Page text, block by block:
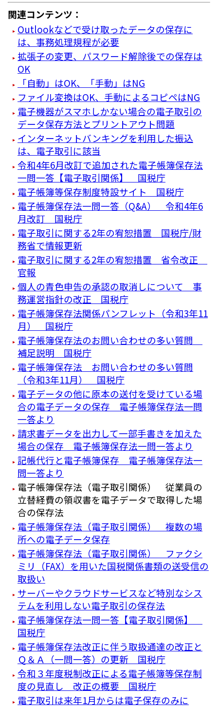
関連コンテンツ：
Outlookなどで受け取ったデータの保存に
は、事務処理規程が必要
拡張子の変更、パスワード解除後での保存は
OK
「自動」はOK、「手動」はNG
ファイル変換はOK、手動によるコピペはNG
電子機器がスマホしかない場合の電子取引の
データ保存方法とプリントアウト問題
インターネットバンキングを利用した振込
は、電子取引に該当
令和4年6月改訂で追加された電子帳簿保存法
一問一答【電子取引関係】 国税庁
電子帳簿等保存制度特設サイト 国税庁
電子帳簿保存法一問一答（Q&A） 令和4年6
月改訂 国税庁
電子取引に関する2年の宥恕措置 国税庁/財
務省で情報更新
電子取引に関する2年の宥恕措置 省令改正
官報
個人の青色申告の承認の取消しについて 事
務運営指針の改正 国税庁
電子帳簿保存法関係パンフレット（令和3年11
月） 国税庁
電子帳簿保存法のお問い合わせの多い質問
補足説明 国税庁
電子帳簿保存法 お問い合わせの多い質問
（令和3年11月） 国税庁
電子データの他に原本の送付を受けている場
合の電子データの保存 電子帳簿保存法一問
一答より
請求書データを出力して一部手書きを加えた
場合の保存 電子帳簿保存法一問一答より
記帳代行と電子帳簿保存 電子帳簿保存法一
問一答より
電子帳簿保存法（電子取引関係） 従業員の
立替経費の領収書を電子データで取得した場
合の保存法
電子帳簿保存法（電子取引関係） 複数の場
所への電子データ保存
電子帳簿保存法（電子取引関係） ファクシ
ミリ（FAX）を用いた国税関係書類の送受信の
取扱い
サーバーやクラウドサービスなど特別なシス
テムを利用しない電子取引の保存法
電子帳簿保存法一問一答【電子取引関係】
国税庁
電子帳簿保存法改正に伴う取扱通達の改正と
Ｑ＆Ａ（一問一答）の更新 国税庁
令和３年度税制改正による電子帳簿等保存制
度の見直し 改正の概要 国税庁
電子取引は来年1月からは電子保存のみに